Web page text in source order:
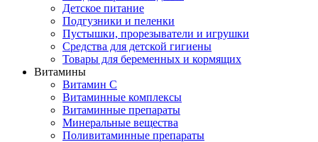
Детское питание
Подгузники и пеленки
Пустышки, прорезыватели и игрушки
Средства для детской гигиены
Товары для беременных и кормящих
Витамины
Витамин С
Витаминные комплексы
Витаминные препараты
Минеральные вещества
Поливитаминные препараты